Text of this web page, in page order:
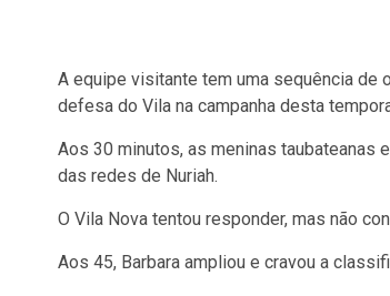
A equipe visitante tem uma sequência de
defesa do Vila na campanha desta
Aos 30 minutos, as meninas taubateanas
das redes de Nuriah.
O Vila Nova tentou responder, mas não
Aos 45, Barbara ampliou e cravou a